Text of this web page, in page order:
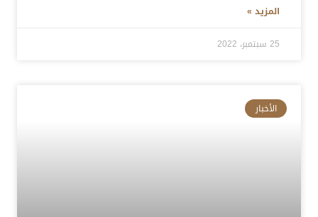
المزيد »
25 سبتمبر، 2022
الأخبار